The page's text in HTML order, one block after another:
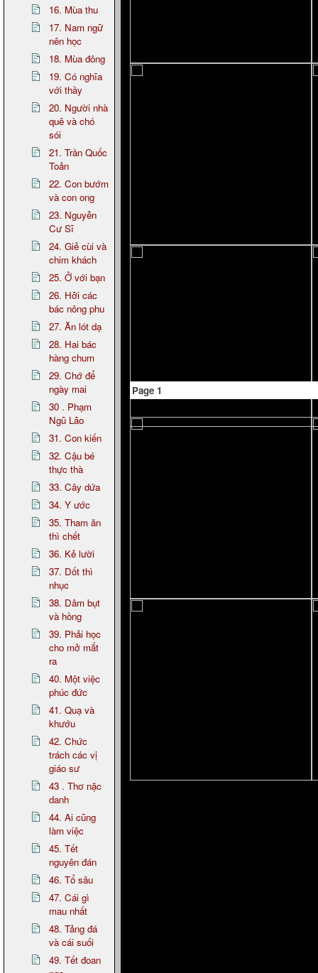
16. Mùa thu
17. Nam ngữ
nên học
18. Mùa đông
19. Có nghĩa
với thầy
20. Người nhà
quê và chó
sói
21. Trần Quốc
Toản
22. Con bướm
và con ong
23. Nguyễn
Cư Sĩ
24. Giẻ cùi và
chim khách
25. Ở với bạn
26. Hỡi các
bác nông phu
27. Ăn lót dạ
28. Hai bác
hàng chum
29. Chớ để
ngày mai
30 . Phạm
Ngũ Lão
31. Con kiến
32. Cậu bé
thực thà
33. Cây dứa
34. Y ước
35. Tham ăn
thì chết
36. Kẻ lười
37. Dốt thì
nhục
38. Dâm bụt
và hồng
39. Phải học
cho mở mắt
ra
40. Một việc
phúc đức
41. Quạ và
khướu
42. Chức
trách các vị
giáo sư
43 . Thơ nặc
danh
44. Ai cũng
làm việc
45. Tết
nguyên đán
46. Tổ sâu
47. Cái gì
mau nhất
48. Tảng đá
và cái suối
49. Tết đoan
Page 1